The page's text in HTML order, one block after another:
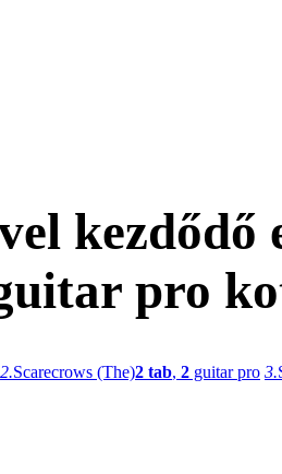
kezdődő
pro
2.Scarecrows (The)2 tab, 2 guitar pro 3.